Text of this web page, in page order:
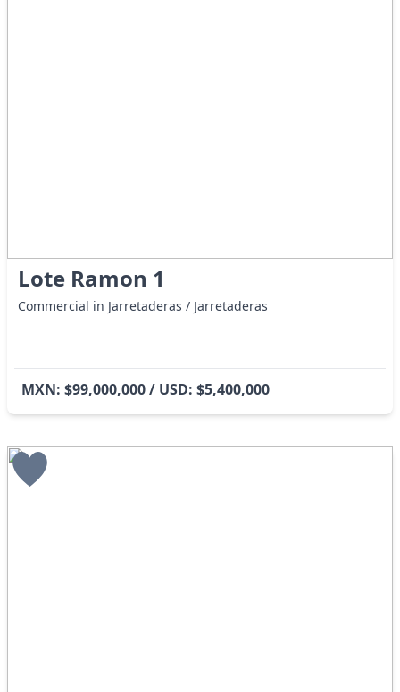
Lote Ramon 1
Commercial in Jarretaderas / Jarretaderas
MXN: $99,000,000 / USD: $5,400,000